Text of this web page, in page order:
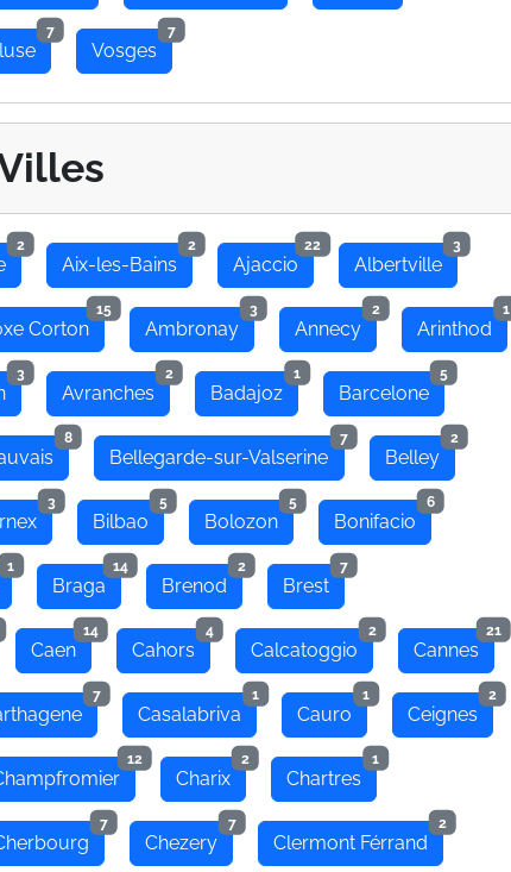
7
Vosges
7
2
Aix-les-Bains
2
Ajaccio
22
Albertville
3
Corton
15
Ambronay
3
Annecy
2
Arinthod
1
3
Avranches
2
Badajoz
1
Barcelone
5
8
Bellegarde-sur-Valserine
7
Belley
2
3
Bilbao
5
Bolozon
5
Bonifacio
6
1
Braga
14
Brenod
2
Brest
7
Caen
14
Cahors
4
Calcatoggio
2
Cannes
21
7
Casalabriva
1
Cauro
1
Ceignes
2
12
Charix
2
Chartres
1
7
Chezery
7
Clermont Férrand
2